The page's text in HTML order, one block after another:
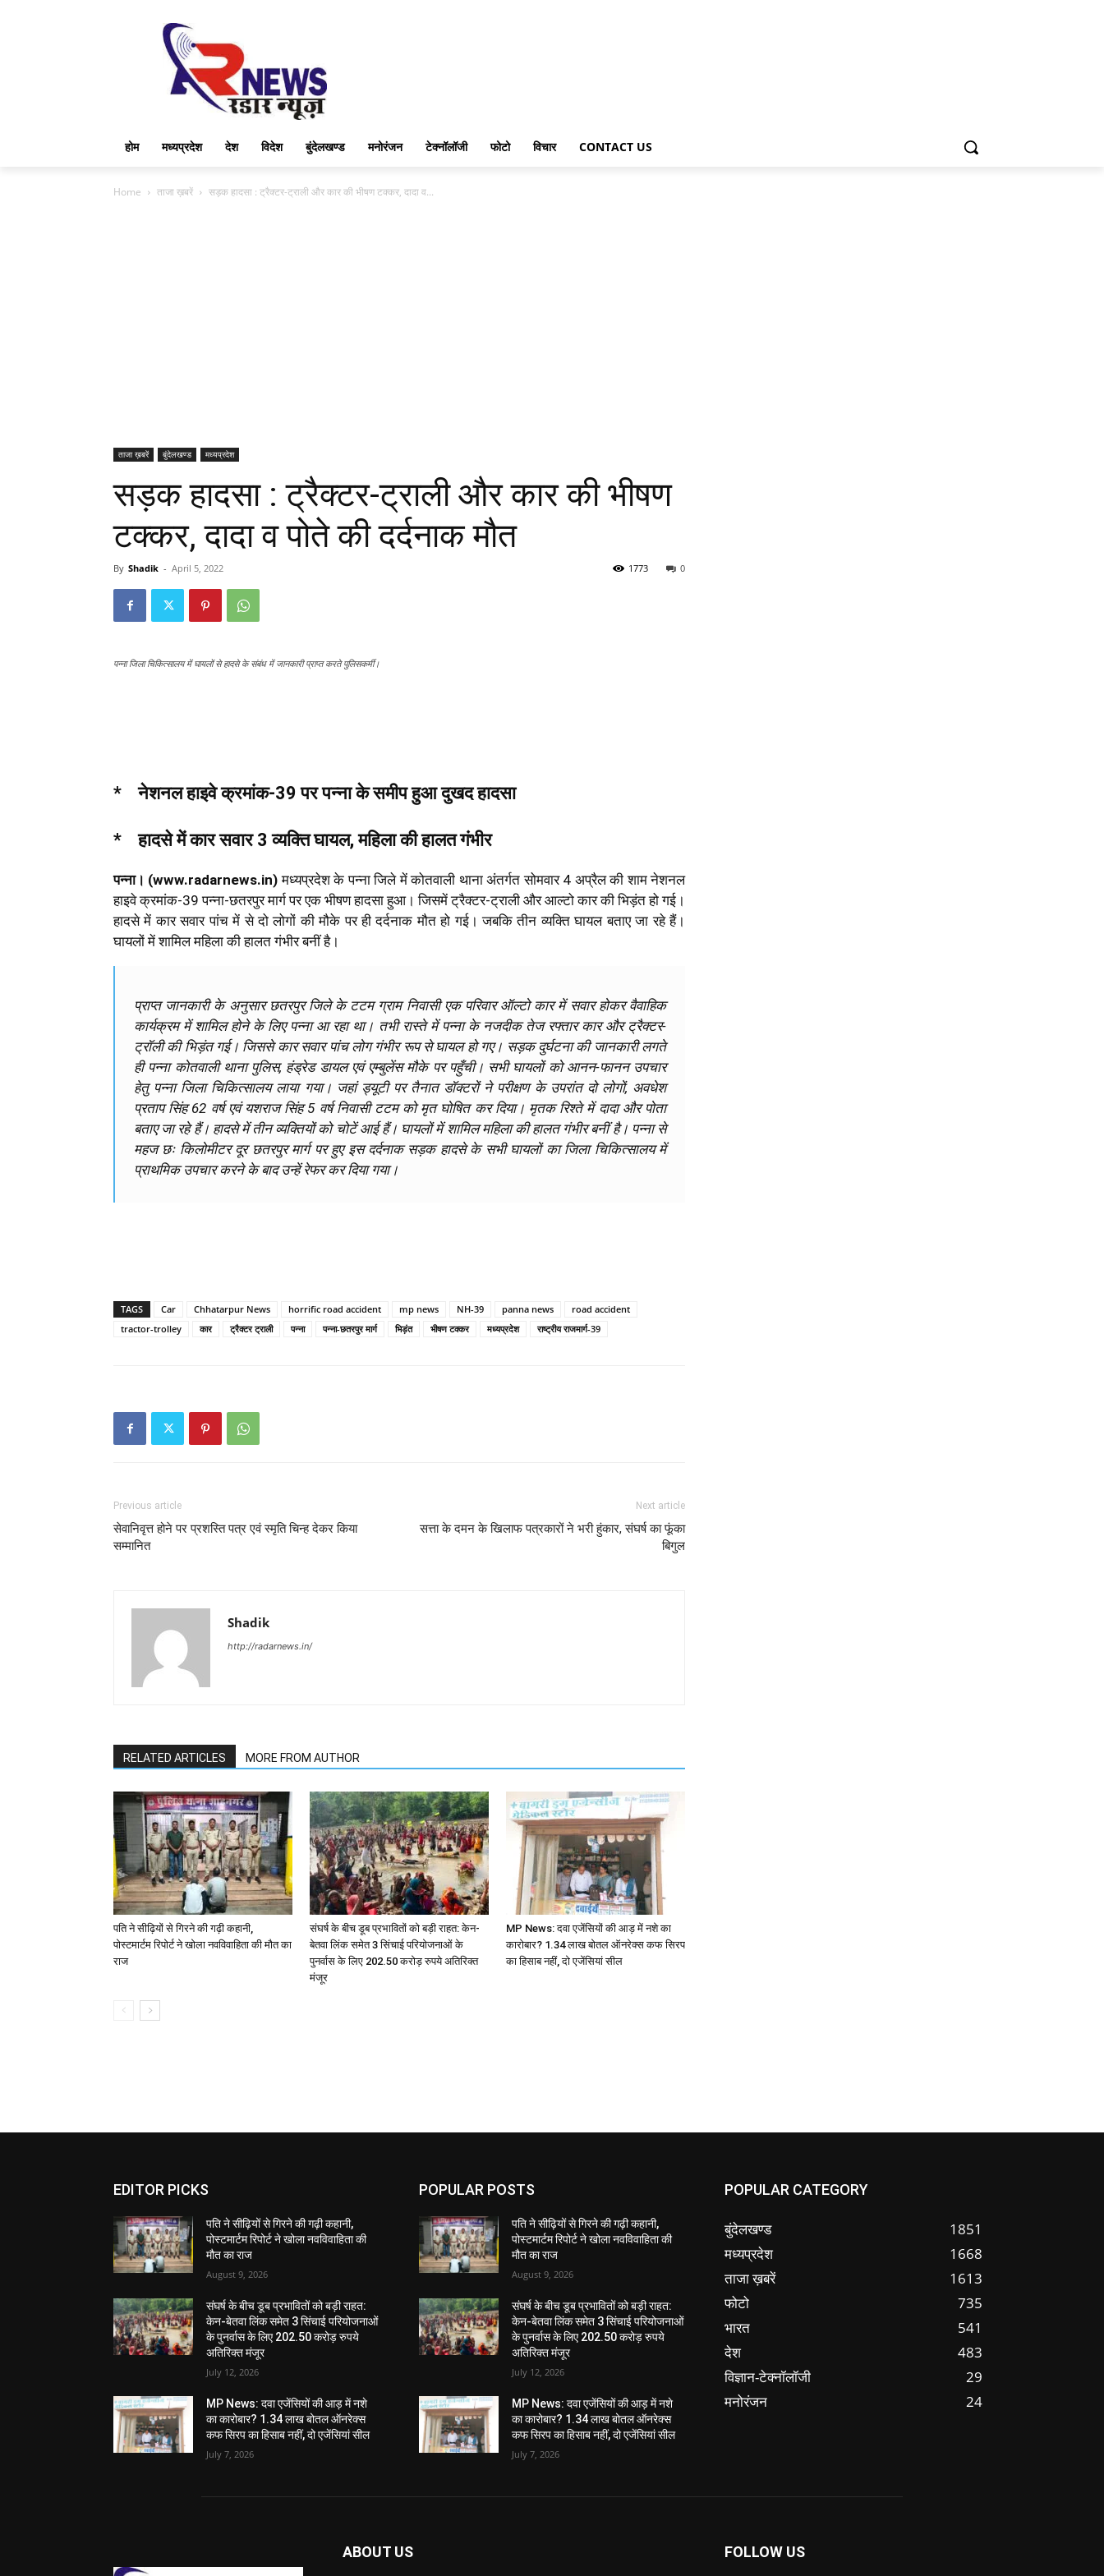
होम मध्यप्रदेश देश विदेश बुंदेलखण्ड मनोरंजन टेक्नॉलॉजी फोटो विचार CONTACT US
Home ताजा ख़बरें सड़क हादसा : ट्रैक्टर-ट्राली और कार की भीषण टक्कर, दादा व...
ताजा ख़बरें बुंदेलखण्ड मध्यप्रदेश
सड़क हादसा : ट्रैक्टर-ट्राली और कार की भीषण
टक्कर, दादा व पोते की दर्दनाक मौत
By Shadik - April 5, 2022 0
1773
पन्ना जिला चिकित्सालय में घायलों से हादसे के संबंध में जानकारी प्राप्त करते पुलिसकर्मी।
* नेशनल हाइवे क्रमांक-39 पर पन्ना के समीप हुआ दुखद हादसा
* हादसे में कार सवार 3 व्यक्ति घायल, महिला की हालत गंभीर
पन्ना। (www.radarnews.in) मध्यप्रदेश के पन्ना जिले में कोतवाली थाना अंतर्गत सोमवार 4 अप्रैल की शाम नेशनल
हाइवे क्रमांक-39 पन्ना-छतरपुर मार्ग पर एक भीषण हादसा हुआ। जिसमें ट्रैक्टर-ट्राली और आल्टो कार की भिड़ंत हो गई।
हादसे में कार सवार पांच में से दो लोगों की मौके पर ही दर्दनाक मौत हो गई। जबकि तीन व्यक्ति घायल बताए जा रहे हैं।
घायलों में शामिल महिला की हालत गंभीर बनीं है।
प्राप्त जानकारी के अनुसार छतरपुर जिले के टटम ग्राम निवासी एक परिवार ऑल्टो कार में सवार होकर वैवाहिक
कार्यक्रम में शामिल होने के लिए पन्ना आ रहा था। तभी रास्ते में पन्ना के नजदीक तेज रफ्तार कार और ट्रैक्टर-
ट्रॉली की भिड़ंत गई। जिससे कार सवार पांच लोग गंभीर रूप से घायल हो गए। सड़क दुर्घटना की जानकारी लगते
ही पन्ना कोतवाली थाना पुलिस, हंड्रेड डायल एवं एम्बुलेंस मौके पर पहुँची। सभी घायलों को आनन-फानन उपचार
हेतु पन्ना जिला चिकित्सालय लाया गया। जहां ड्यूटी पर तैनात डॉक्टरों ने परीक्षण के उपरांत दो लोगों, अवधेश
प्रताप सिंह 62 वर्ष एवं यशराज सिंह 5 वर्ष निवासी टटम को मृत घोषित कर दिया। मृतक रिश्ते में दादा और पोता
बताए जा रहे हैं। हादसे में तीन व्यक्तियों को चोटें आई हैं। घायलों में शामिल महिला की हालत गंभीर बनीं है। पन्ना से
महज छः किलोमीटर दूर छतरपुर मार्ग पर हुए इस दर्दनाक सड़क हादसे के सभी घायलों का जिला चिकित्सालय में
प्राथमिक उपचार करने के बाद उन्हें रेफर कर दिया गया।
TAGS Car Chhatarpur News horrific road accident mp news NH-39 panna news
road accident
tractor-trolley
कार ट्रैक्टर ट्राली पन्ना पन्ना-छतरपुर मार्ग भिड़ंत भीषण टक्कर मध्यप्रदेश राष्ट्रीय राजमार्ग-39
Previous article
सेवानिवृत्त होने पर प्रशस्ति पत्र एवं स्मृति चिन्ह देकर किया
सम्मानित
Next article
सत्ता के दमन के खिलाफ पत्रकारों ने भरी हुंकार, संघर्ष का फूंका
बिगुल
Shadik
http://radarnews.in/
RELATED ARTICLES MORE FROM AUTHOR
पति ने सीढ़ियों से गिरने की गढ़ी कहानी,
पोस्टमार्टम रिपोर्ट ने खोला नवविवाहिता की मौत का
राज
संघर्ष के बीच डूब प्रभावितों को बड़ी राहत: केन-
बेतवा लिंक समेत 3 सिंचाई परियोजनाओं के
पुनर्वास के लिए 202.50 करोड़ रुपये अतिरिक्त
मंजूर
MP News: दवा एजेंसियों की आड़ में नशे का
कारोबार? 1.34 लाख बोतल ऑनरेक्स कफ सिरप
का हिसाब नहीं, दो एजेंसियां सील
EDITOR PICKS
पति ने सीढ़ियों से गिरने की गढ़ी कहानी,
पोस्टमार्टम रिपोर्ट ने खोला नवविवाहिता की
मौत का राज
August 9, 2026
संघर्ष के बीच डूब प्रभावितों को बड़ी राहत:
केन-बेतवा लिंक समेत 3 सिंचाई परियोजनाओं
के पुनर्वास के लिए 202.50 करोड़ रुपये
अतिरिक्त मंजूर
July 12, 2026
MP News: दवा एजेंसियों की आड़ में नशे
का कारोबार? 1.34 लाख बोतल ऑनरेक्स
कफ सिरप का हिसाब नहीं, दो एजेंसियां सील
July 7, 2026
POPULAR POSTS
पति ने सीढ़ियों से गिरने की गढ़ी कहानी,
पोस्टमार्टम रिपोर्ट ने खोला नवविवाहिता की
मौत का राज
August 9, 2026
संघर्ष के बीच डूब प्रभावितों को बड़ी राहत:
केन-बेतवा लिंक समेत 3 सिंचाई परियोजनाओं
के पुनर्वास के लिए 202.50 करोड़ रुपये
अतिरिक्त मंजूर
July 12, 2026
MP News: दवा एजेंसियों की आड़ में नशे
का कारोबार? 1.34 लाख बोतल ऑनरेक्स
कफ सिरप का हिसाब नहीं, दो एजेंसियां सील
July 7, 2026
POPULAR CATEGORY
बुंदेलखण्ड
1851
मध्यप्रदेश
1668
ताजा ख़बरें
1613
फोटो
735
भारत
541
देश
483
विज्ञान-टेक्नॉलॉजी
29
मनोरंजन
24
ABOUT US FOLLOW US